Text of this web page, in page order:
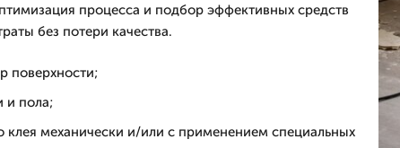
процесса и подбор эффективных средств
без потери качества.
поверхности;
и пола;
клея механически и/или с применением специальных